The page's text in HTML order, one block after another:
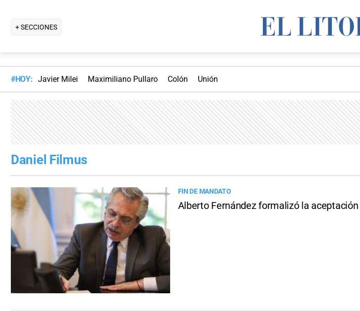
+ SECCIONES
#HOY: Javier Milei Maximiliano Pullaro Colón Unión
Daniel Filmus
FIN DE MANDATO
Alberto Fernández formalizó la